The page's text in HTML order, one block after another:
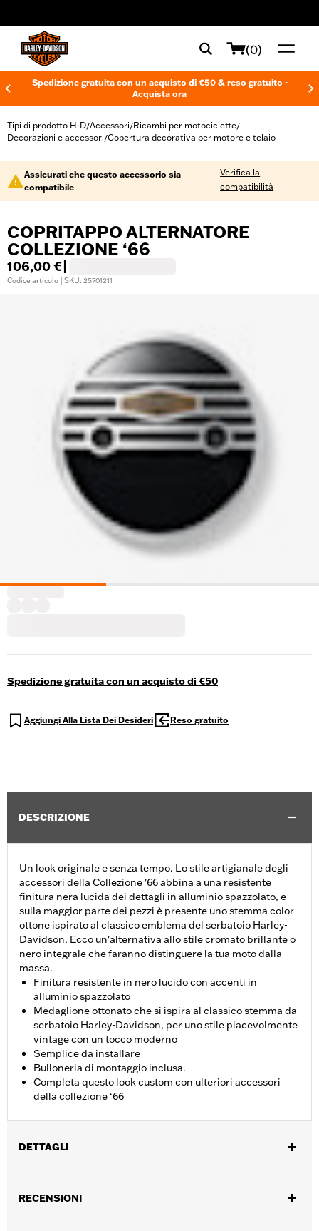
(0)
Spedizione gratuita con un acquisto di €50 & reso gratuito -
Acquista ora
Tipi di prodotto H-D/Accessori/Ricambi per motociclette/
Decorazioni e accessori/Copertura decorativa per motore e telaio
Assicurati che questo accessorio sia
compatibile
Verifica la
compatibilità
COPRITAPPO ALTERNATORE
COLLEZIONE ‘66
106,00 €
Codice articolo | SKU: 25701211
Spedizione gratuita con un acquisto di €50
Aggiungi Alla Lista Dei Desideri Reso gratuito
DESCRIZIONE
Un look originale e senza tempo. Lo stile artigianale degli
accessori della Collezione '66 abbina a una resistente
finitura nera lucida dei dettagli in alluminio spazzolato, e
sulla maggior parte dei pezzi è presente uno stemma color
ottone ispirato al classico emblema del serbatoio Harley-
Davidson. Ecco un'alternativa allo stile cromato brillante o
nero integrale che faranno distinguere la tua moto dalla
massa.
Finitura resistente in nero lucido con accenti in
alluminio spazzolato
Medaglione ottonato che si ispira al classico stemma da
serbatoio Harley-Davidson, per uno stile piacevolmente
vintage con un tocco moderno
Semplice da installare
Bulloneria di montaggio inclusa.
Completa questo look custom con ulteriori accessori
della collezione ‘66
DETTAGLI
Istruzioni di installazione
RECENSIONI